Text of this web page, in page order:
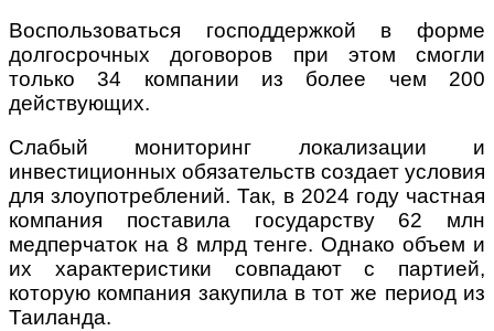
Воспользоваться господдержкой в форме
долгосрочных договоров при этом смогли
только 34 компании из более чем 200
действующих.
Слабый мониторинг локализации и
инвестиционных обязательств создает условия
для злоупотреблений. Так, в 2024 году частная
компания поставила государству 62 млн
медперчаток на 8 млрд тенге. Однако объем и
их характеристики совпадают с партией,
которую компания закупила в тот же период из
Таиланда.